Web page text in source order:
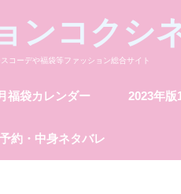
ンコクシ
コーデや福袋等ファッション総合サイト
福袋カレンダー 2023年版
約・中身ネタバレ